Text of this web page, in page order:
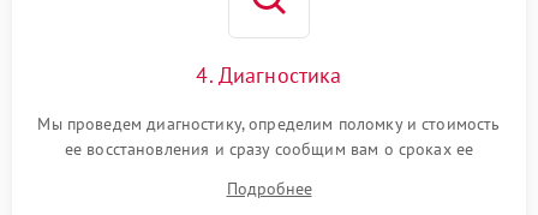
4. Диагностика
Мы проведем диагностику, определим поломку и стоимость
ее восстановления и сразу сообщим вам о сроках ее
Подробнее